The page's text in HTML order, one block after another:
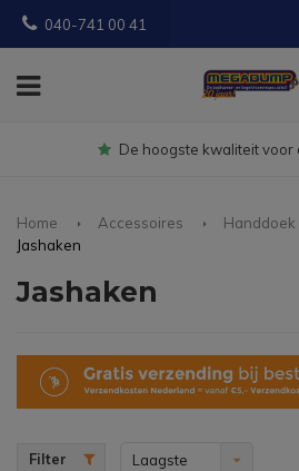
040-741 00 41
Gratisbezorgd
Home Accessoires
Jashaken
Jashaken
Filter
Laagste